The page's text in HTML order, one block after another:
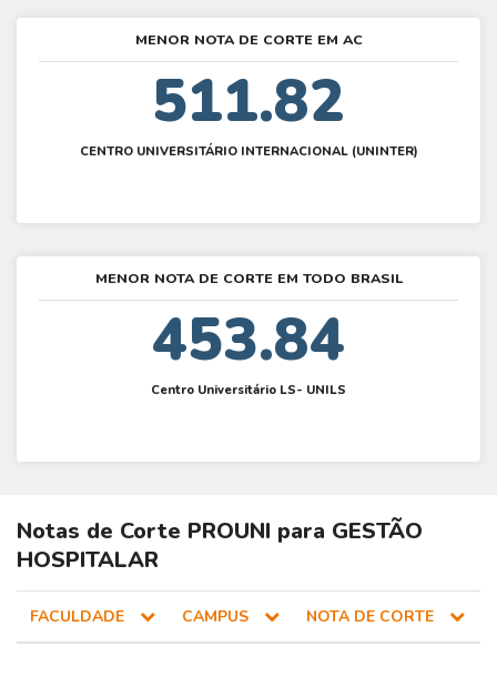
MENOR NOTA DE CORTE EM AC
511.82
CENTRO UNIVERSITÁRIO INTERNACIONAL (UNINTER)
MENOR NOTA DE CORTE EM TODO BRASIL
453.84
Centro Universitário LS- UNILS
Notas de Corte PROUNI para GESTÃO
HOSPITALAR
FACULDADE CAMPUS NOTA DE CORTE